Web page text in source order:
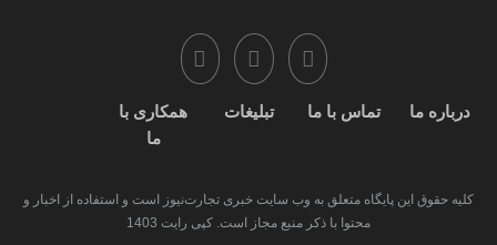
درباره ما تماس با ما تبلیغات
همکاری با
ما
کلیه حقوق این پایگاه متعلق به وب سایت خبری تجارت‌نیوز است و استفاده از اخبار و
محتوا با ذکر منبع مجاز است. کپی رایت 1403